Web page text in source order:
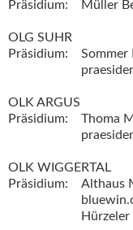
Präsidium:
Müller
OLG SUHR
Präsidium:
Sommer
OLK ARGUS
Präsidium:
Thoma
OLK WIGGERTAL
Präsidium:
Althaus